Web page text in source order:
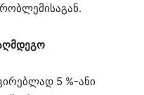
5 %-ანი